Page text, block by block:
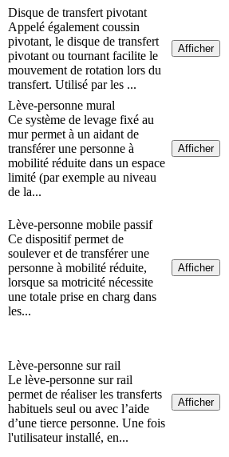
Disque de transfert pivotant
Appelé également coussin
pivotant, le disque de transfert
pivotant ou tournant facilite le
mouvement de rotation lors du
transfert. Utilisé par les ...
Afficher
Lève-personne mural
Ce système de levage fixé au
mur permet à un aidant de
transférer une personne à
mobilité réduite dans un espace
limité (par exemple au niveau
de la...
Afficher
Lève-personne mobile passif
Ce dispositif permet de
soulever et de transférer une
personne à mobilité réduite,
lorsque sa motricité nécessite
une totale prise en charg dans
les...
Afficher
Lève-personne sur rail
Le lève-personne sur rail
permet de réaliser les transferts
habituels seul ou avec l’aide
d’une tierce personne. Une fois
l'utilisateur installé, en...
Afficher